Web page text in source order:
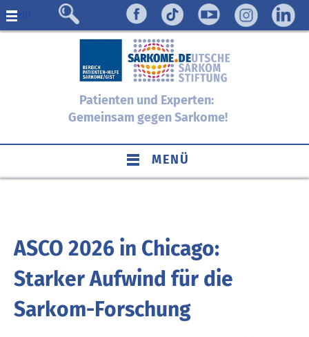
Menü
Patienten und Experten:
Gemeinsam gegen Sarkome!
MENÜ
ASCO 2026 in Chicago:
Starker Aufwind für die
Sarkom-Forschung